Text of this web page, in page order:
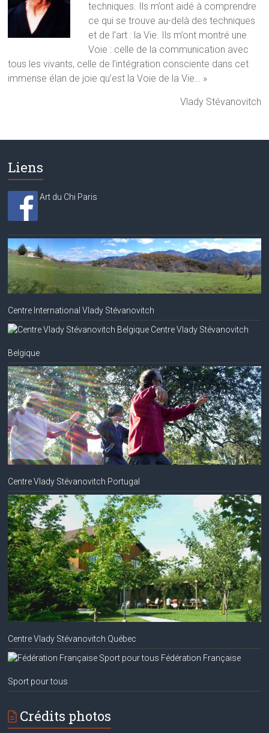
techniques. Ils m’ont aidé à comprendre
ce qui se trouve au-delà des techniques
et de l’art : la Vie. Ils m’ont montré une
Voie : celle de la communication avec
tous les vivants, celle de l’intégration consciente dans cet
immense élan de joie qu’est la Voie de la Vie… »
Vlady Stévanovitch
Liens
Art du Chi Paris
Centre International Vlady Stévanovitch
Centre Vlady Stévanovitch
Belgique
Centre Vlady Stévanovitch Portugal
Centre Vlady Stévanovitch Québec
Fédération Française
Sport pour tous
Crédits photos